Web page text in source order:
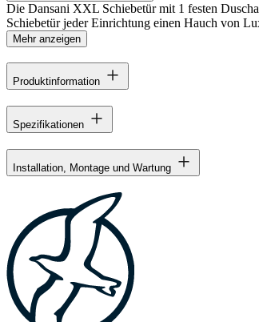
Die Dansani XXL Schiebetür mit 1 festen
Schiebetür jeder Einrichtung einen Hauch von
Mehr anzeigen
Produktinformation
Spezifikationen
Installation, Montage und Wartung